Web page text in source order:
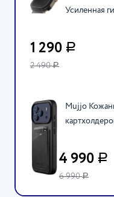
Усиленная
1 290 Р
2 490Р
Mujjo
4 990 Р
6 990Р